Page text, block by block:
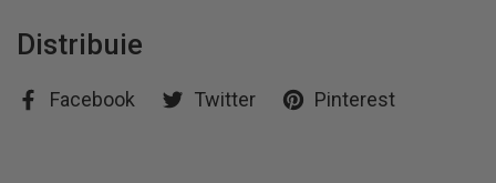
Distribuie
Facebook Twitter Pinterest